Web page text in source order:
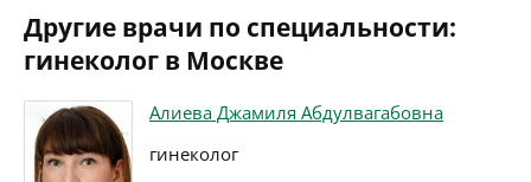
Другие врачи по специальности:
гинеколог в Москве
Алиева Джамиля Абдулвагабовна
гинеколог